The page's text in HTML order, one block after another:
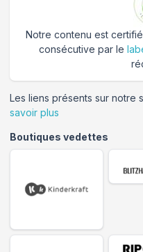
Notre contenu est
consécutive par le
Les liens présents sur notre
savoir plus
Boutiques vedettes